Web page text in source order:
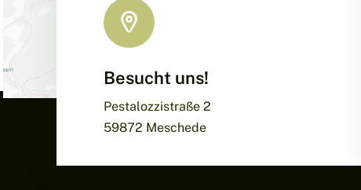
Besucht uns!
Pestalozzistraße 2
59872 Meschede